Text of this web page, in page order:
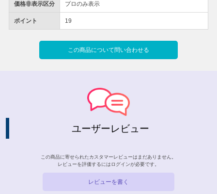
価格非表示区分 プロのみ表示
ポイント 19
この商品について問い合わせる
ユーザーレビュー
この商品に寄せられたカスタマーレビューはまだありません。
レビューを評価するには ログインが必要です。
レビューを書く